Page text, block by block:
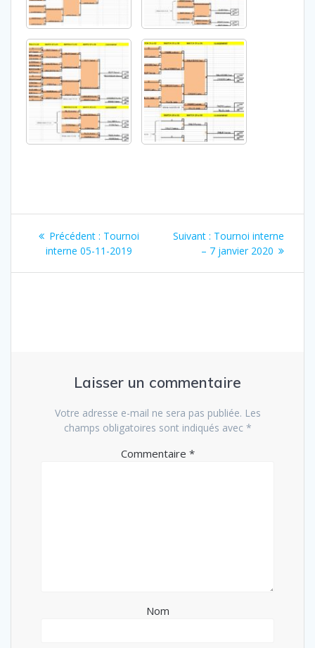
Navigation
Précédent : Article
précédent
Tournoi
interne 05-11-2019
Suivant : Article
suivant
Tournoi interne
– 7 janvier 2020
Laisser un commentaire
Votre adresse e-mail ne sera pas publiée. Les
champs obligatoires sont indiqués avec *
Commentaire *
Nom